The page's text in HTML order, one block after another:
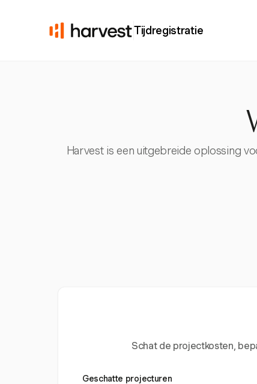
Tijdregistratie
Harvest is een uitgebreide oplossing
Schat de projectkosten,
Geschatte projecturen